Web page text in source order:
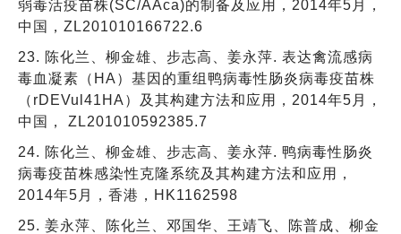
弱毒活疫苗株(SC/AAca)的制备及应用，2014年5月，
中国，ZL201010166722.6
23. 陈化兰、柳金雄、步志高、姜永萍. 表达禽流感病
毒血凝素（HA）基因的重组鸭病毒性肠炎病毒疫苗株
（rDEVul41HA）及其构建方法和应用，2014年5月，
中国， ZL201010592385.7
24. 陈化兰、柳金雄、步志高、姜永萍. 鸭病毒性肠炎
病毒疫苗株感染性克隆系统及其构建方法和应用，
2014年5月，香港，HK1162598
25. 姜永萍、陈化兰、邓国华、王靖飞、陈普成、柳金